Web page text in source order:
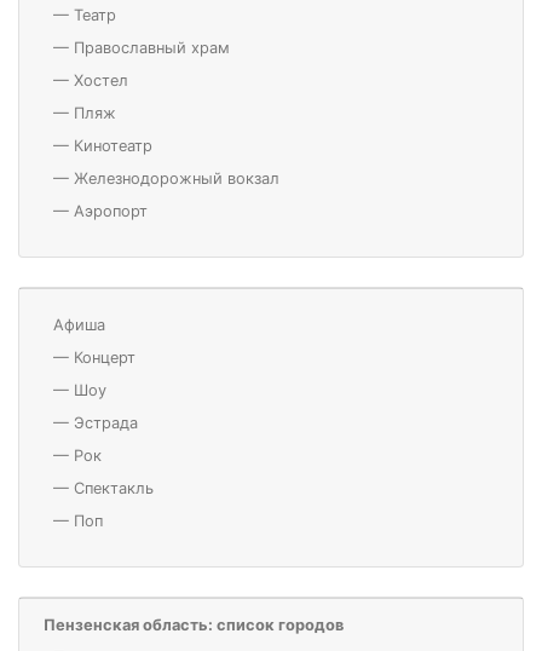
— Театр
— Православный храм
— Хостел
— Пляж
— Кинотеатр
— Железнодорожный вокзал
— Аэропорт
Афиша
— Концерт
— Шоу
— Эстрада
— Рок
— Спектакль
— Поп
Пензенская область: список городов